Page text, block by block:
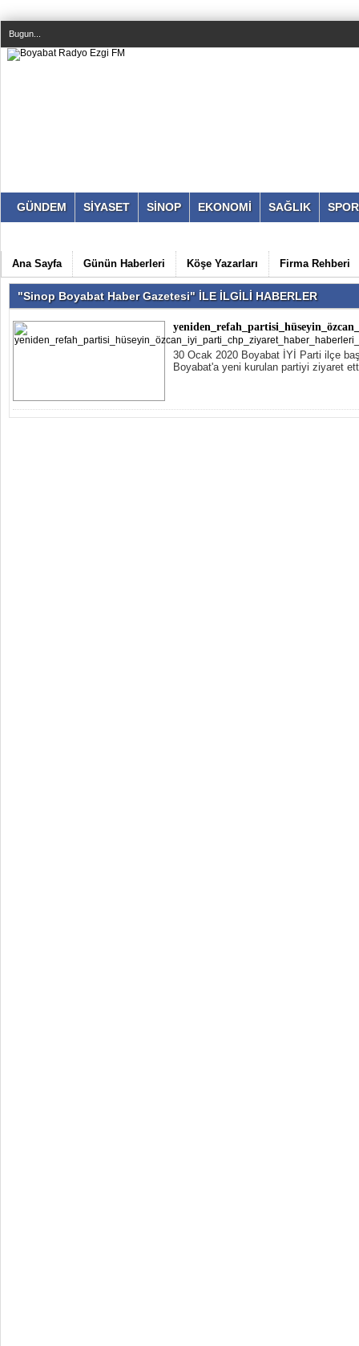
Bugun...
GÜNDEM SİYASET SİNOP EKONOMİ SAĞLIK SPOR
Ana Sayfa Günün Haberleri Köşe Yazarları Firma Rehberi
"Sinop Boyabat Haber Gazetesi" İLE İLGİLİ HABERLER
30 Ocak 2020 Boyabat İYİ Parti ilçe
Boyabat'a yeni kurulan partiyi ziyaret